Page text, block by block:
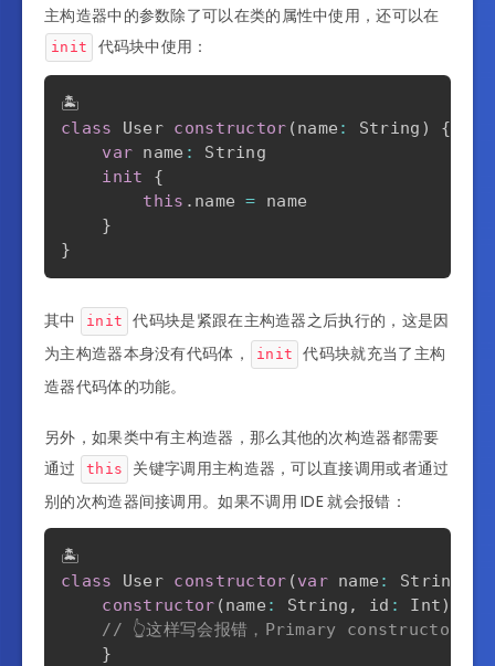
主构造器中的参数除了可以在类的属性中使用，还可以在
init 代码块中使用：
class User constructor (name : String )
{
var name :
String
init
{
this . name = name
}
}
其中 init
代码块是紧跟在主构造器之后执行的，这是因
为主构造器本身没有代码体，
init
代码块就充当了主构
造器代码体的功能。
另外，如果类中有主构造器，那么其他的次构造器都需要
通过
this
关键字调用主构造器，可以直接调用或者通过
别的次构造器间接调用。如果不调用 IDE 就会报错：
class User constructor (var name : String
constructor (name : String , id : Int)
// 👆这样写会报错，Primary constructor
}